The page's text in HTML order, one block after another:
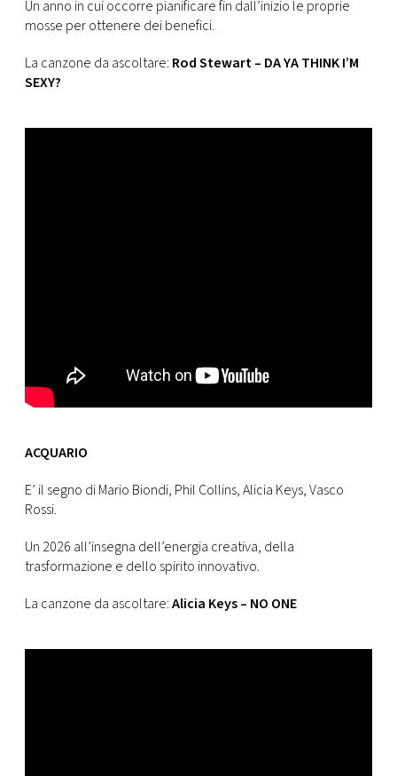
Un anno in cui occorre pianificare fin dall’inizio le proprie
mosse per ottenere dei benefici.
La canzone da ascoltare: Rod Stewart – DA YA THINK I’M
SEXY?
ACQUARIO
E’ il segno di Mario Biondi, Phil Collins, Alicia Keys, Vasco
Rossi.
Un 2026 all’insegna dell’energia creativa, della
trasformazione e dello spirito innovativo.
La canzone da ascoltare:Alicia Keys – NO ONE